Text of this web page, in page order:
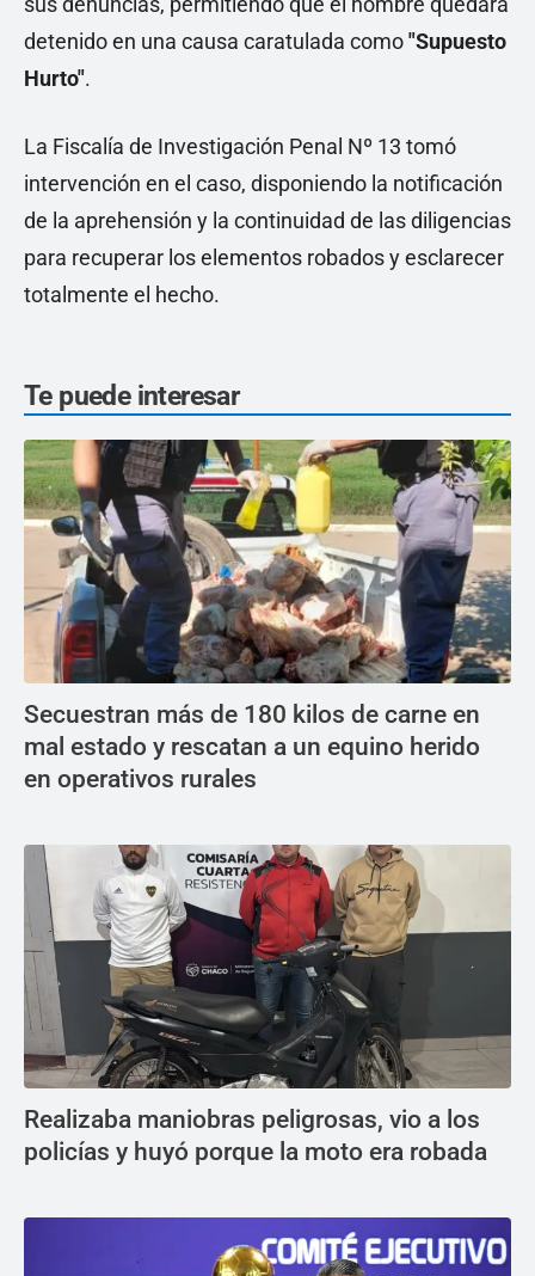
detenido en una causa caratulada como"Supuesto
Hurto".
La Fiscalía de Investigación Penal Nº 13 tomó
intervención en el caso, disponiendo la notificación
de la aprehensión y la continuidad de las diligencias
para recuperar los elementos robados y esclarecer
totalmente el hecho.
Te puede interesar
Secuestran más de 180 kilos de carne en
mal estado y rescatan a un equino herido
en operativos rurales
Realizaba maniobras peligrosas, vio a los
policías y huyó porque la moto era robada